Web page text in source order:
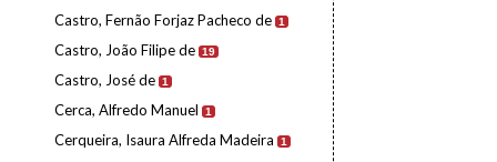
Castro, Fernão Forjaz Pacheco de 1
Castro, João Filipe de 19
Castro, José de 1
Cerca, Alfredo Manuel 1
Cerqueira, Isaura Alfreda Madeira 1